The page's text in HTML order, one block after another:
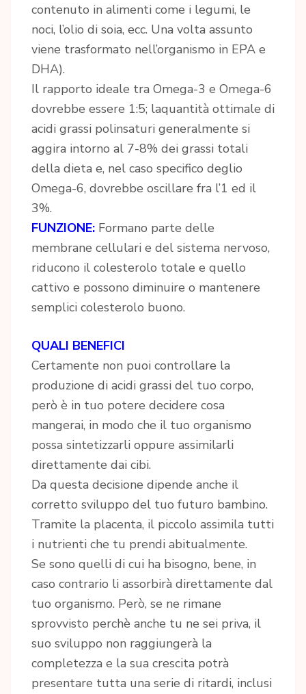
contenuto in alimenti come i legumi, le
noci, l’olio di soia, ecc. Una volta assunto
viene trasformato nell’organismo in EPA e
DHA).
Il rapporto ideale tra Omega-3 e Omega-6
dovrebbe essere 1:5; laquantità ottimale di
acidi grassi polinsaturi generalmente si
aggira intorno al 7-8% dei grassi totali
della dieta e, nel caso specifico deglio
Omega-6, dovrebbe oscillare fra l’1 ed il
3%.
FUNZIONE: Formano parte delle
membrane cellulari e del sistema nervoso,
riducono il colesterolo totale e quello
cattivo e possono diminuire o mantenere
semplici colesterolo buono.
QUALI BENEFICI
Certamente non puoi controllare la
produzione di acidi grassi del tuo corpo,
però è in tuo potere decidere cosa
mangerai, in modo che il tuo organismo
possa sintetizzarli oppure assimilarli
direttamente dai cibi.
Da questa decisione dipende anche il
corretto sviluppo del tuo futuro bambino.
Tramite la placenta, il piccolo assimila tutti
i nutrienti che tu prendi abitualmente.
Se sono quelli di cui ha bisogno, bene, in
caso contrario li assorbirà direttamente dal
tuo organismo. Però, se ne rimane
sprovvisto perchè anche tu ne sei priva, il
suo sviluppo non raggiungerà la
completezza e la sua crescita potrà
presentare tutta una serie di ritardi, inclusi